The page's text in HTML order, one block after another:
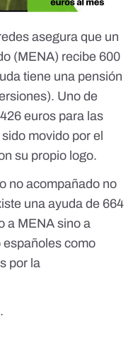
asegura que un
(MENA) recibe 600
tiene una pensión
Uno de
euros para las
movido por el
su propio logo.
no acompañado no
una ayuda de 664
a MENA sino a
españoles como
por la
.